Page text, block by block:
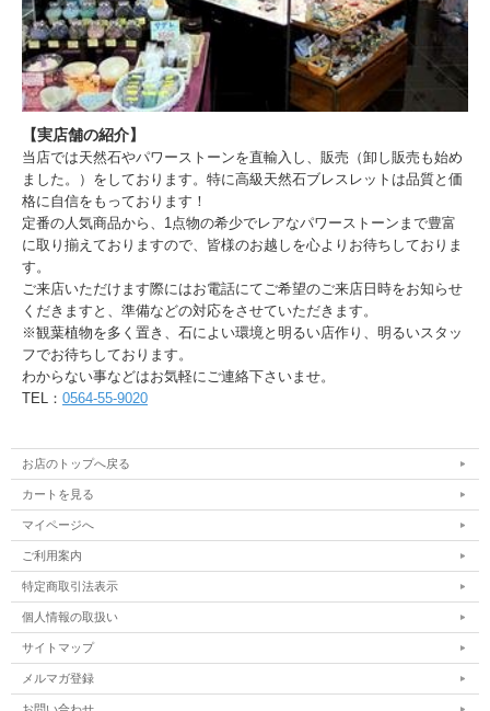
【実店舗の紹介】
当店では天然石やパワーストーンを直輸入し、販売（卸し販売も始め
ました。）をしております。特に高級天然石ブレスレットは品質と価
格に自信をもっております！
定番の人気商品から、1点物の希少でレアなパワーストーンまで豊富
に取り揃えておりますので、皆様のお越しを心よりお待ちしておりま
す。
ご来店いただけます際にはお電話にてご希望のご来店日時をお知らせ
くだきますと、準備などの対応をさせていただきます。
※観葉植物を多く置き、石によい環境と明るい店作り、明るいスタッ
フでお待ちしております。
わからない事などはお気軽にご連絡下さいませ。
TEL： 0564-55-9020
お店のトップへ戻る
カートを見る
マイページへ
ご利用案内
特定商取引法表示
個人情報の取扱い
サイトマップ
メルマガ登録